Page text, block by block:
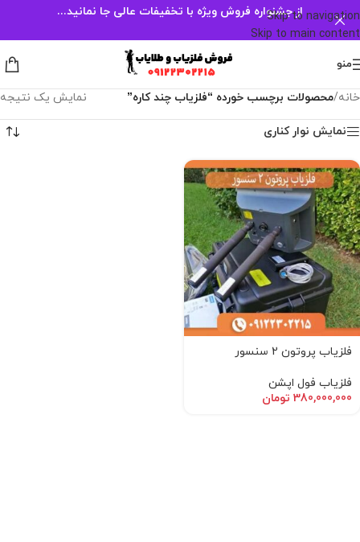
Skip to navigation
Skip to main content
از جشنواره فروش ویژه با تخفیفات عالی جا نمانید...
منو
خانه/محصولات برچسب خورده “فلزیاب چند کاره” نمایش یک نتیجه
نمایش نوار کناری
فلزیاب پروتون 2 سنسور
فلزیاب فول اپشن
380,000,000 تومان